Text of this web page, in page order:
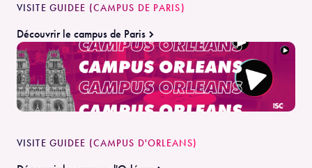
VISITE GUIDEE (CAMPUS DE PARIS)
Découvrir le campus de Paris
VISITE GUIDEE (CAMPUS D'ORLEANS)